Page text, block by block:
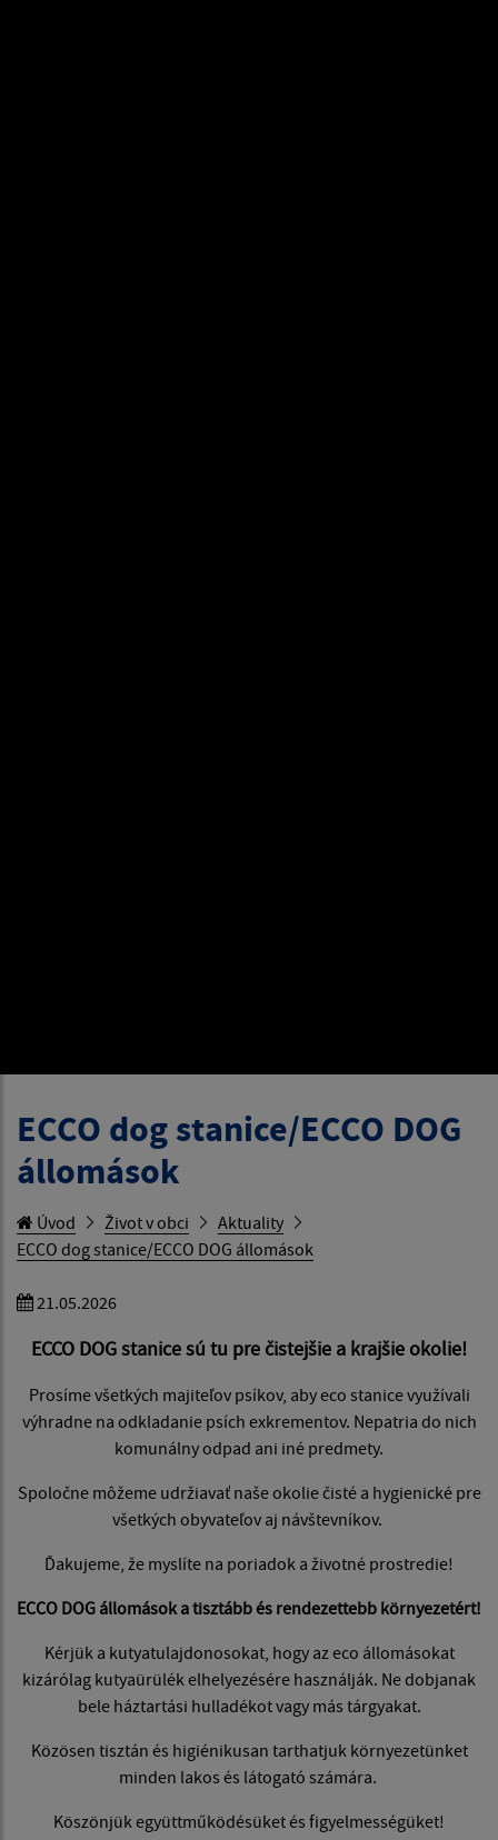
ECCO dog stanice/ECCO DOG
állomások
Úvod Život v obci
Aktuality
ECCO dog stanice/ECCO DOG állomások
21.05.2026
ECCO DOG stanice sú tu pre čistejšie a krajšie okolie!
Prosíme všetkých majiteľov psíkov, aby eco stanice využívali
výhradne na odkladanie psích exkrementov. Nepatria do nich
komunálny odpad ani iné predmety.
Spoločne môžeme udržiavať naše okolie čisté a hygienické pre
všetkých obyvateľov aj návštevníkov.
Ďakujeme, že myslíte na poriadok a životné prostredie!
ECCO DOG állomások a tisztább és rendezettebb környezetért!
Kérjük a kutyatulajdonosokat, hogy az eco állomásokat
kizárólag kutyaürülék elhelyezésére használják. Ne dobjanak
bele háztartási hulladékot vagy más tárgyakat.
Közösen tisztán és higiénikusan tarthatjuk környezetünket
minden lakos és látogató számára.
Köszönjük együttműködésüket és figyelmességüket!